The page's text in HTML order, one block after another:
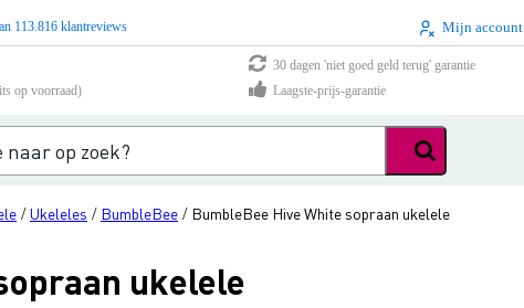
113.816 klantreviews Mijn account
30 dagen 'niet goed geld terug' garantie
op voorraad)
Laagste-prijs-garantie
/Ukeleles / BumbleBee / BumbleBee Hive White sopraan ukelele
ukelele